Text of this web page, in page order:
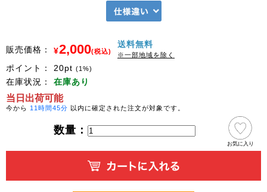
販売価格： ¥2,000(税込)
送料無料
※一部地域を除く
ポイント： 20pt (1%)
在庫状況： 在庫あり
当日出荷可能
今から 11時間45分 以内に確定された注文が対象です。
数量：
お気に入り